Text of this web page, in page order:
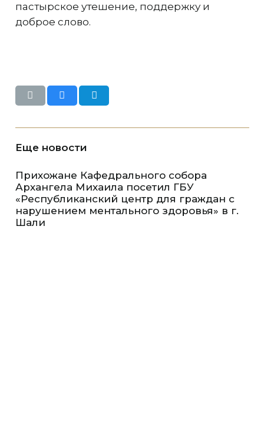
пастырское утешение, поддержку и
доброе слово.
Еще новости
Прихожане Кафедрального собора
Архангела Михаила посетил ГБУ
«Республиканский центр для граждан с
нарушением ментального здоровья» в г.
Шали